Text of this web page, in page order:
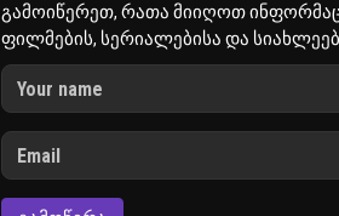
გამოიწერეთ, რათა მიიღოთ
ფილმების, სერიალებისა და